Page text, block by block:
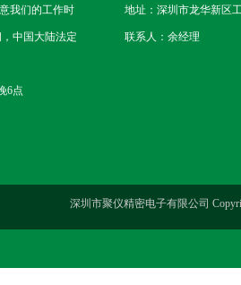
我们的工作时
中国大陆法定
6点
地址：深圳市龙华新区
联系人：余经理
深圳市聚仪精密电子有限公司